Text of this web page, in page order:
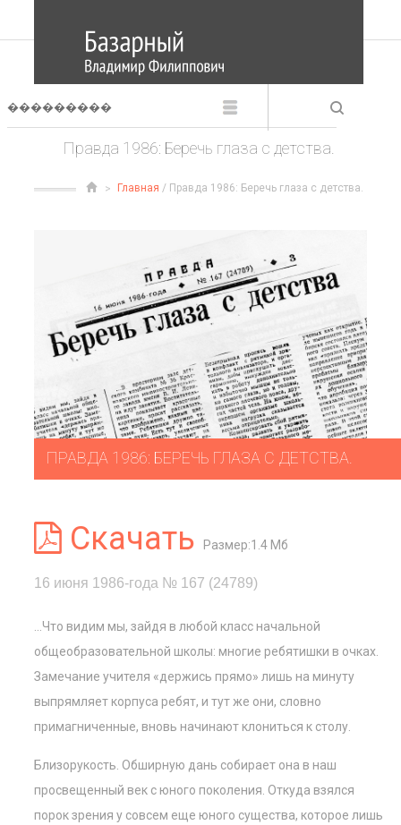
Правда 1986: Беречь глаза с детства.
Главная / Правда 1986: Беречь глаза с детства.
ПРАВДА 1986: БЕРЕЧЬ ГЛАЗА С ДЕТСТВА.
Скачать Размер:1.4 Мб
16 июня 1986-года № 167 (24789)
...Что видим мы, зайдя в любой класс начальной
общеобразовательной школы: многие ребятишки в очках.
Замечание учителя «держись прямо» лишь на минуту
выпрямляет корпуса ребят, и тут же они, словно
примагниченные, вновь начинают клониться к столу.
Близорукость. Обширную дань собирает она в наш
просвещенный век с юного поколения. Откуда взялся
порок зрения у совсем еще юного существа, которое лишь